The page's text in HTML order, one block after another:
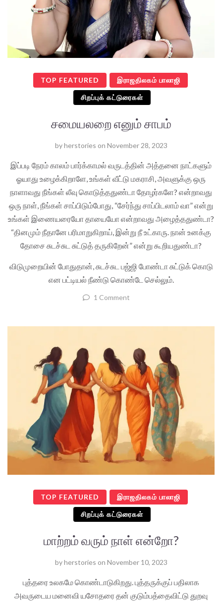
TOP FEATURED இராஜதிலகம் பாலாஜி
சிறப்புக் கட்டுரைகள்
சமையலறை எனும் சாபம்
byherstories on November 28, 2023
இப்படி நேரம் காலம் பார்க்காமல் வருடத்தின் அத்தனை நாட்களும்
ஓயாது உழைக்கிறாளே, உங்கள் வீட்டு மகராசி, அவளுக்கு ஒரு
நாளாவது நீங்கள் லீவு கொடுத்ததுண்டா தோழர்களே? என்றாவது
ஒரு நாள், நீங்கள் சாப்பிடும்போது, “சேர்ந்து சாப்பிடலாம் வா” என்று
உங்கள் இணையரையோ தாயையோ என்றாவது அழைத்ததுண்டா?
“தினமும் நீதானே பரிமாறுகிறாய், இன்று நீ உட்காரு. நான் உனக்கு
தோசை சுடச்சுட சுட்டுத் தருகிறேன்” என்று கூறியதுண்டா?
விடுமுறையின் போதுதான், சுடச்சுட பஜ்ஜி போண்டா சுட்டுக் கொடு
என பட்டியல் நீண்டு கொண்டே செல்லும்.
1 Comment
TOP FEATURED இராஜதிலகம் பாலாஜி
சிறப்புக் கட்டுரைகள்
மாற்றம் வரும் நாள் என்றோ?
byherstories on November 10, 2023
புத்தரை உலகமே கொண்டாடுகிறது. புத்தருக்குப் பதிலாக
அவருடைய மனைவி யசோதரை தன் குடும்பத்தைவிட்டு துறவு